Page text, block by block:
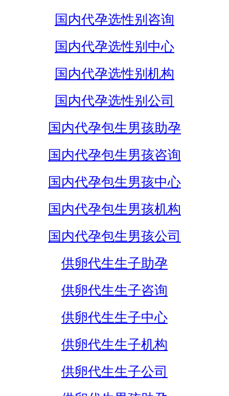
国内代孕选性别咨询
国内代孕选性别中心
国内代孕选性别机构
国内代孕选性别公司
国内代孕包生男孩助孕
国内代孕包生男孩咨询
国内代孕包生男孩中心
国内代孕包生男孩机构
国内代孕包生男孩公司
供卵代生生子助孕
供卵代生生子咨询
供卵代生生子中心
供卵代生生子机构
供卵代生生子公司